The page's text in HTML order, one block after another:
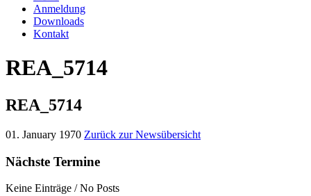
Anmeldung
Downloads
Kontakt
REA_5714
REA_5714
01. January 1970 Zurück zur Newsübersicht
Nächste Termine
Keine Einträge / No Posts